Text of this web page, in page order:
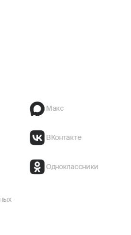
Макс
ВКонтакте
Одноклассники